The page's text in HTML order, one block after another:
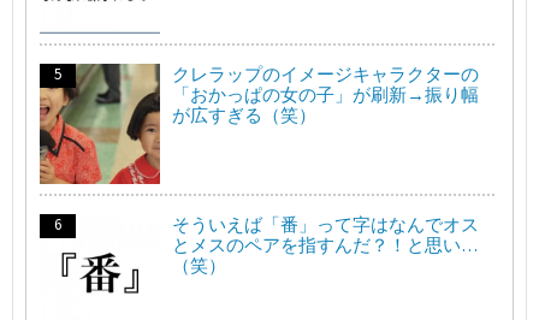
クレラップのイメージキャラクターの
「おかっぱの女の子」が刷新→振り幅
が広すぎる（笑）
そういえば「番」って字はなんでオス
とメスのペアを指すんだ？！と思い…
（笑）